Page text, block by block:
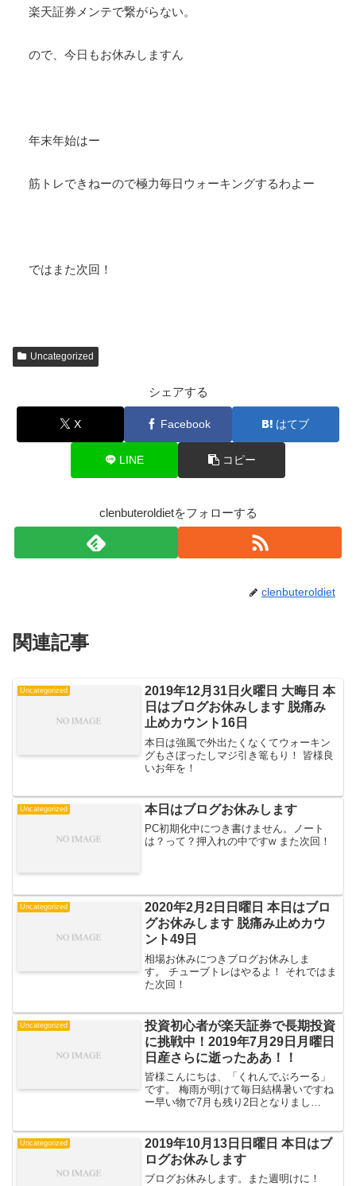
楽天証券メンテで繋がらない。
ので、今日もお休みしますん
年末年始はー
筋トレできねーので極力毎日ウォーキングするわよー
ではまた次回！
Uncategorized
シェアする
X Facebook はてブ
LINE コピー
clenbuteroldietをフォローする
clenbuteroldiet
関連記事
Uncategorized
2019年12月31日火曜日 大晦日 本
日はブログお休みします 脱痛み
止めカウント16日
本日は強風で外出たくなくてウォーキン
グもさぼったしマジ引き篭もり！ 皆様良
いお年を！
Uncategorized 本日はブログお休みします
PC初期化中につき書けません。ノート
は？って？押入れの中ですw また次回！
Uncategorized
2020年2月2日日曜日 本日はブロ
グお休みします 脱痛み止めカウ
ント49日
相場お休みにつきブログお休みしま
す。 チューブトレはやるよ！ それではま
た次回！
Uncategorized
投資初心者が楽天証券で長期投資
に挑戦中！2019年7月29日月曜日
日産さらに逝ったああ！！
皆様こんにちは、「くれんでぶろーる」
です。 梅雨が明けて毎日結構暑いですね
ー早い物で7月も残り2日となりまし
品状況を見て行きましょう。 全体評価損
益国内個別株投資信託...
Uncategorized
2019年10月13日日曜日 本日はブ
ログお休みします
ブログお休みします。また週明けに！